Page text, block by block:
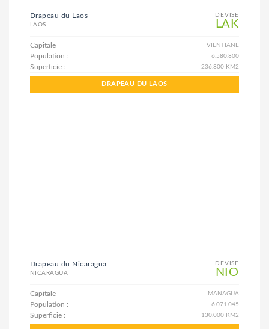
DEVISE
LAK
Drapeau du Laos
LAOS
Capitale VIENTIANE
Population : 6.580.800
Superficie : 236.800 KM2
DRAPEAU DU LAOS
DEVISE
NIO
Drapeau du Nicaragua
NICARAGUA
Capitale MANAGUA
Population : 6.071.045
Superficie : 130.000 KM2